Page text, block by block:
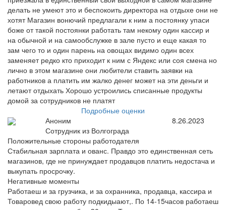
делать не умеют это и беспокоить директора на отдыхе они не
хотят Магазин вонючий предлагали к ним а постоянку упаси
боже от такой постоянки работать там некому один кассир и
на обычной и на самообслужке в зале пусто и еще какая то
зам чего то и один парень на овощах видимо один всех
заменяет редко кто приходит к ним с Яндекс или соя смена но
лично в этом магазине они любители ставить заявки на
работников а платить им жалко денег может на эти деньги и
летают отдыхать Хорошо устроились списанные продукты
домой за сотрудников не платят
Подробные оценки
Аноним
Сотрудник из Волгограда
8.26.2023
Положительные стороны работодателя
Стабильная зарплата и ованс. Правдо это единственная сеть
магазинов, где не принуждает продавцов платить недостача и
выкупать просрочку.
Негативные моменты
Работаеш и за грузчика, и за охранника, продавца, кассира и
Товаровед свою работу подкидыают,. По 14-15часов работаеш